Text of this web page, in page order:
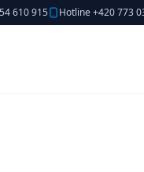
610 915 Hotline +420 773